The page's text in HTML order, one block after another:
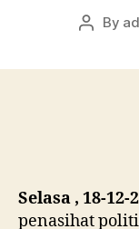
Post
By
Selasa , 18-12-
penasihat